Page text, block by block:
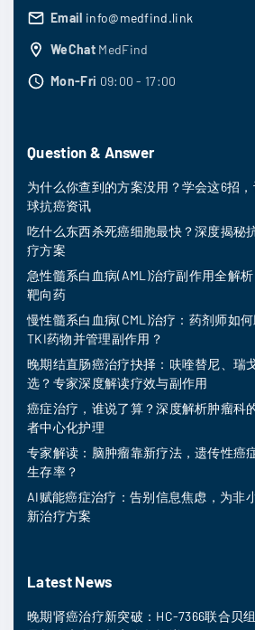
Email info@medfind.link
WeChat MedFind
Mon-Fri 09:00 - 17:00
Question & Answer
为什么你查到的方案没用？学会这6招
球抗癌资讯
吃什么东西杀死癌细胞最快？深度揭秘
疗方案
急性髓系白血病(AML)治疗副作用全解
靶向药
慢性髓系白血病(CML)治疗：药剂师如
TKI药物并管理副作用？
晚期结直肠癌治疗抉择：呋喹替尼、瑞
选？专家深度解读疗效与副作用
癌症治疗，谁说了算？深度解析肿瘤科
者中心化护理
专家解读：脑肿瘤靠新疗法，遗传性癌
生存率？
AI赋能癌症治疗：告别信息焦虑，为非
新治疗方案
Latest News
晚期肾癌治疗新突破：HC-7366联合贝